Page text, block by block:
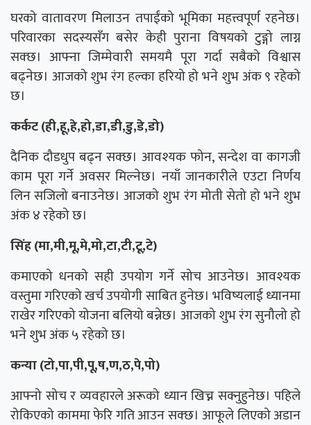
घरको वातावरण मिलाउन तपाईंको भूमिका महत्त्वपूर्ण रहनेछ।
परिवारका सदस्यसँग बसेर केही पुराना विषयको टुङ्गो लाग्न
सक्छ। आफ्ना जिम्मेवारी समयमै पूरा गर्दा सबैको विश्वास
बढ्नेछ। आजको शुभ रंग हल्का हरियो हो भने शुभ अंक ९ रहेको
छ।
कर्कट (ही,हू,हे,हो,डा,डी,डु,डे,डो)
दैनिक दौडधुप बढ्न सक्छ। आवश्यक फोन, सन्देश वा कागजी
काम पूरा गर्ने अवसर मिल्नेछ। नयाँ जानकारीले एउटा निर्णय
लिन सजिलो बनाउनेछ। आजको शुभ रंग मोती सेतो हो भने शुभ
अंक ४ रहेको छ।
सिंह (मा,मी,मू,मे,मो,टा,टी,टू,टे)
कमाएको धनको सही उपयोग गर्ने सोच आउनेछ। आवश्यक
वस्तुमा गरिएको खर्च उपयोगी साबित हुनेछ। भविष्यलाई ध्यानमा
राखेर गरिएको योजना बलियो बन्नेछ। आजको शुभ रंग सुनौलो हो
भने शुभ अंक ५ रहेको छ।
कन्या (टो,पा,पी,पू,ष,ण,ठ,पे,पो)
आफ्नो सोच र व्यवहारले अरूको ध्यान खिच्न सक्नुहुनेछ। पहिले
रोकिएको काममा फेरि गति आउन सक्छ। आफूले लिएको अडान